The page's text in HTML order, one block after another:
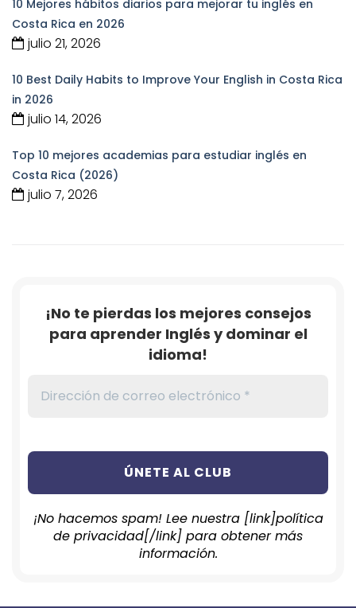
10 Mejores hábitos diarios para mejorar tu inglés en
Costa Rica en 2026
julio 21, 2026
10 Best Daily Habits to Improve Your English in Costa Rica
in 2026
julio 14, 2026
Top 10 mejores academias para estudiar inglés en
Costa Rica (2026)
julio 7, 2026
¡No te pierdas los mejores consejos
para aprender Inglés y dominar el
idioma!
¡No hacemos spam! Lee nuestra [link]política
de privacidad[/link] para obtener más
información.